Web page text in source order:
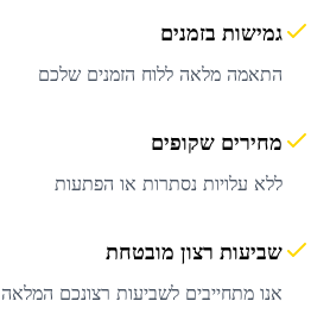
גמישות בזמנים
התאמה מלאה ללוח הזמנים שלכם
מחירים שקופים
ללא עלויות נסתרות או הפתעות
שביעות רצון מובטחת
אנו מתחייבים לשביעות רצונכם המלאה